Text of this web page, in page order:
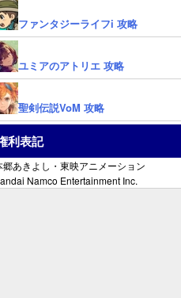
ファンタジーライフi 攻略
ユミアのアトリエ 攻略
聖剣伝説VoM 攻略
利表記
あきよし・東映アニメーション
Namco Entertainment Inc.